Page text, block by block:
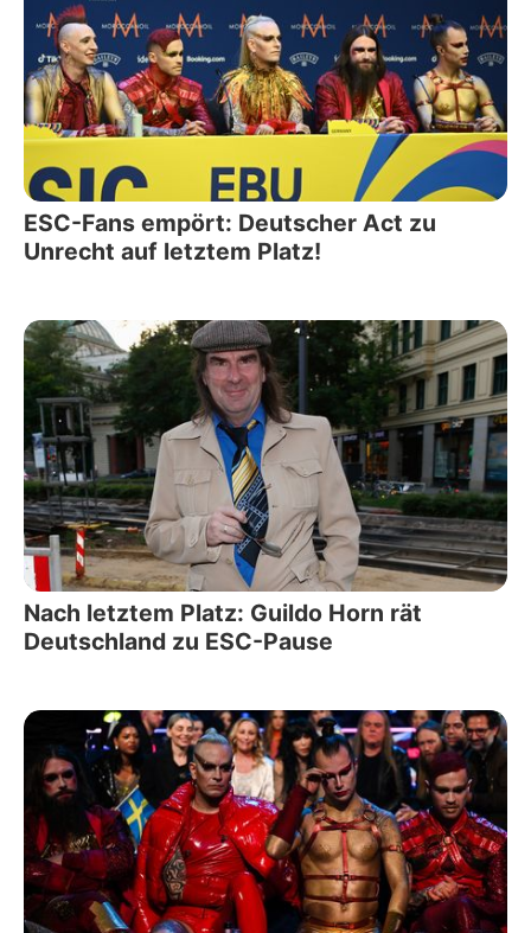
ESC-Fans empört: Deutscher Act zu
Unrecht auf letztem Platz!
Nach letztem Platz: Guildo Horn rät
Deutschland zu ESC-Pause